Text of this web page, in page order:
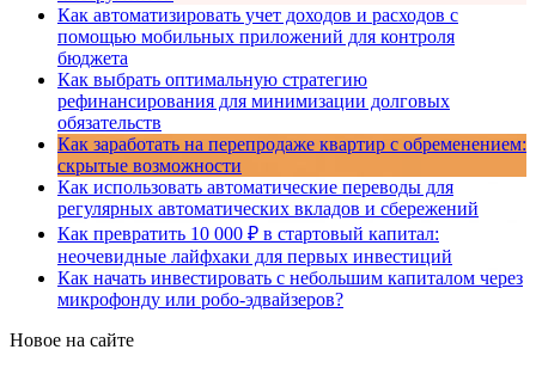
Как автоматизировать учет доходов и расходов с
помощью мобильных приложений для контроля
бюджета
Как выбрать оптимальную стратегию
рефинансирования для минимизации долговых
обязательств
Как заработать на перепродаже квартир с обременением:
скрытые возможности
Как использовать автоматические переводы для
регулярных автоматических вкладов и сбережений
Как превратить 10 000 ₽ в стартовый капитал:
неочевидные лайфхаки для первых инвестиций
Как начать инвестировать с небольшим капиталом через
микрофонду или робо-эдвайзеров?
Новое на сайте